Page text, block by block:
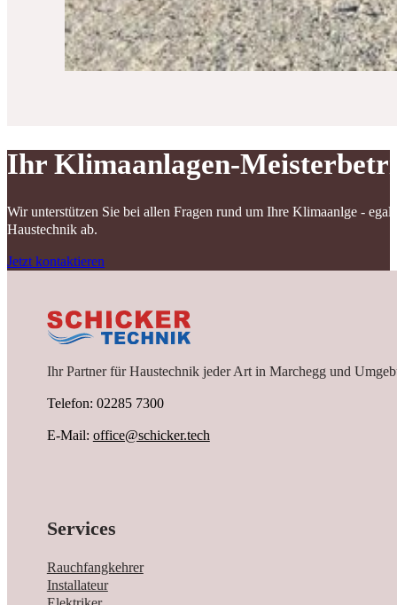
Ihr Klimaanlagen-
Wir unterstützen Sie bei allen Fragen rund um Ihre Klimaanlge -
Haustechnik ab.
Jetzt kontaktieren
Ihr Partner für Haustechnik jeder Art in Marchegg und
Telefon: 02285 7300
E-Mail: office@schicker.tech
Services
Rauchfangkehrer
Installateur